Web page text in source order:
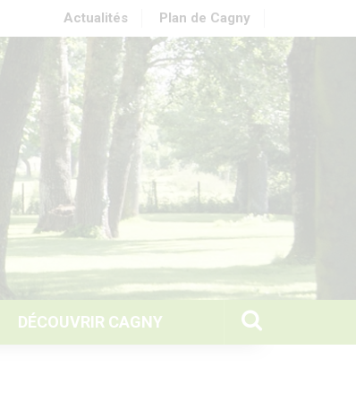
Actualités Plan de Cagny
DÉCOUVRIR CAGNY